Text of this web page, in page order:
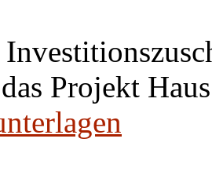
Projekt